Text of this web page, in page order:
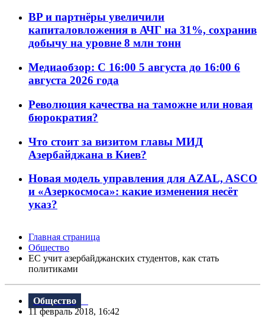
BP и партнёры увеличили
капиталовложения в АЧГ на 31%, сохранив
добычу на уровне 8 млн тонн
Медиаобзор: С 16:00 5 августа до 16:00 6
августа 2026 года
Революция качества на таможне или новая
бюрократия?
Что стоит за визитом главы МИД
Азербайджана в Киев?
Новая модель управления для AZAL, ASCO
и «Азеркосмоса»: какие изменения несёт
указ?
Главная страница
Общество
ЕС учит азербайджанских студентов, как стать
политиками
Общество
11 февраль 2018, 16:42